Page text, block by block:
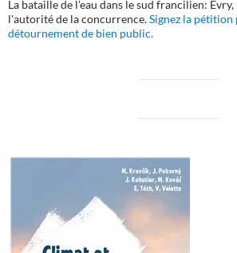
La bataille de l'eau dans le sud francilien:
l'autorité de la concurrence.Signez la pétition
détournement de bien public.